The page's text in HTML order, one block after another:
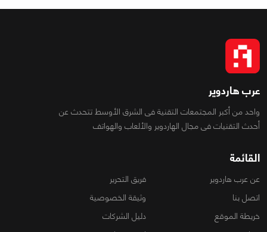
عرب هاردوير
واحد من أكبر المجتمعات التقنية فى الشرق الأوسط تتحدث عن
أحدث التقنيات فى مجال الهاردوير والألعاب والهواتف
القائمة
عن عرب هاردوير
فريق التحرير
اتصل بنا
وثيقة الخصوصية
خريطة الموقع
دليل الشركات